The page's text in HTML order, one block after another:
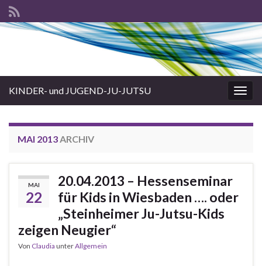
KINDER- und JUGEND-JU-JUTSU
MAI 2013ARCHIV
MAI
22
20.04.2013 – Hessenseminar
für Kids in Wiesbaden …. oder
„Steinheimer Ju-Jutsu-Kids
zeigen Neugier“
Von Claudia unterAllgemein